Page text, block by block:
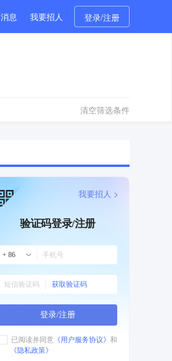
消息 我要招人 登录/注册
清空筛选条件
验证码登录/注册
+ 86
获取验证码
登录/注册
已阅读并同意 《用户服务协议》 和
《隐私政策》
我要招人 >